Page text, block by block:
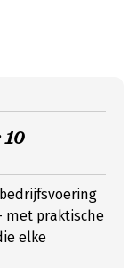
met praktische
elke